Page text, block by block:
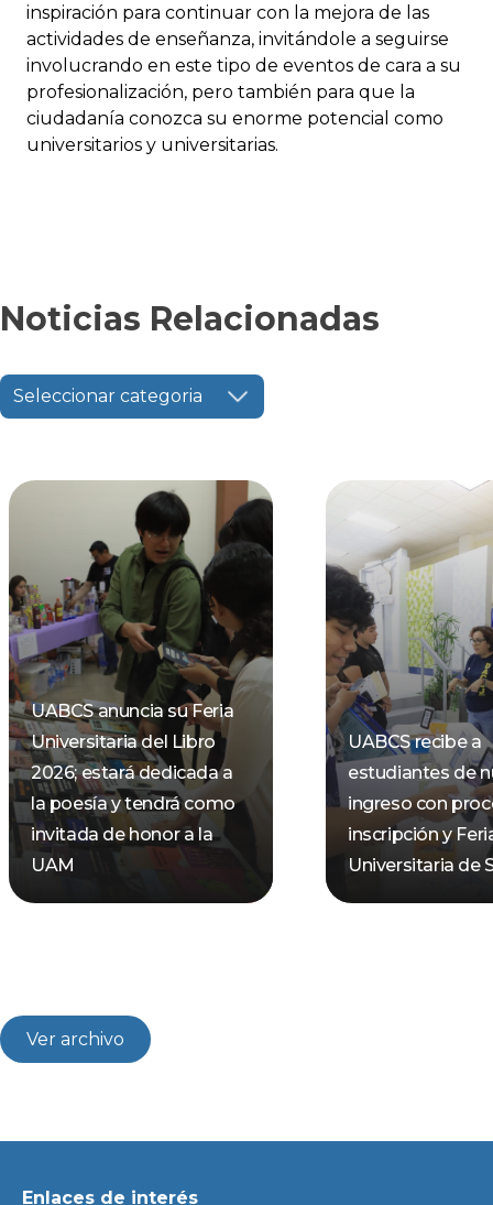
inspiración para continuar con la mejora de las
actividades de enseñanza, invitándole a seguirse
involucrando en este tipo de eventos de cara a su
profesionalización, pero también para que la
ciudadanía conozca su enorme potencial como
universitarios y universitarias.
Noticias Relacionadas
Seleccionar categoria
UABCS anuncia su Feria
Universitaria del Libro
2026; estará dedicada a
la poesía y tendrá como
invitada de honor a la
UAM
UABCS recibe a
estudiantes de
ingreso con
inscripción y
Universitaria de
Ver archivo
Enlaces de interés